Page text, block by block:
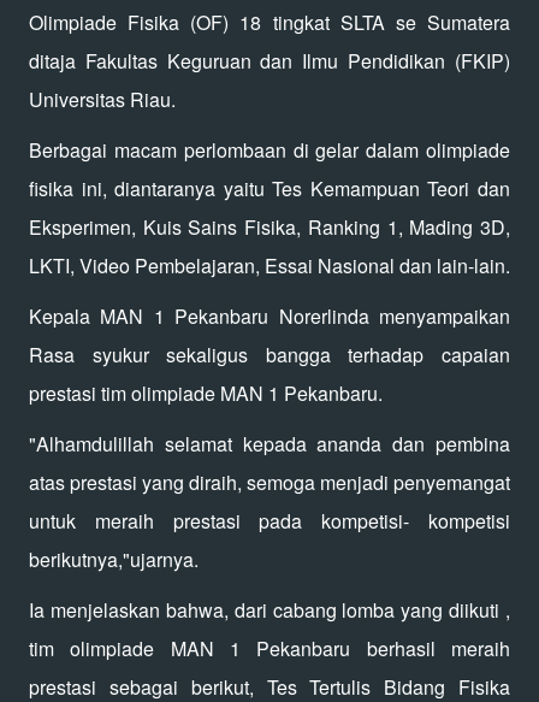
Olimpiade Fisika (OF) 18 tingkat SLTA se Sumatera
ditaja Fakultas Keguruan dan Ilmu Pendidikan (FKIP)
Universitas Riau.
Berbagai macam perlombaan di gelar dalam olimpiade
fisika ini, diantaranya yaitu Tes Kemampuan Teori dan
Eksperimen, Kuis Sains Fisika, Ranking 1, Mading 3D,
LKTI, Video Pembelajaran, Essai Nasional dan lain-lain.
Kepala MAN 1 Pekanbaru Norerlinda menyampaikan
Rasa syukur sekaligus bangga terhadap capaian
prestasi tim olimpiade MAN 1 Pekanbaru.
"Alhamdulillah selamat kepada ananda dan pembina
atas prestasi yang diraih, semoga menjadi penyemangat
untuk meraih prestasi pada kompetisi- kompetisi
berikutnya,"ujarnya.
Ia menjelaskan bahwa, dari cabang lomba yang diikuti ,
tim olimpiade MAN 1 Pekanbaru berhasil meraih
prestasi sebagai berikut, Tes Tertulis Bidang Fisika